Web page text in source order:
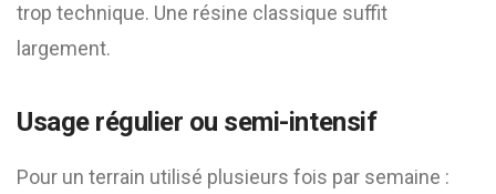
trop technique. Une résine classique suffit
largement.
Usage régulier ou semi-intensif
Pour un terrain utilisé plusieurs fois par semaine :